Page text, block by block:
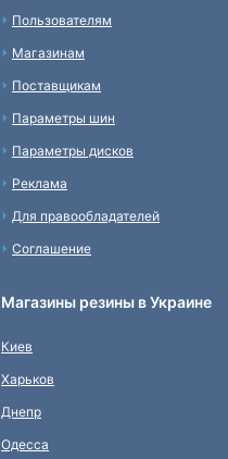
Пользователям
Магазинам
Поставщикам
Параметры шин
Параметры дисков
Реклама
Для правообладателей
Соглашение
Магазины резины в Украине
Киев
Харьков
Днепр
Одесса